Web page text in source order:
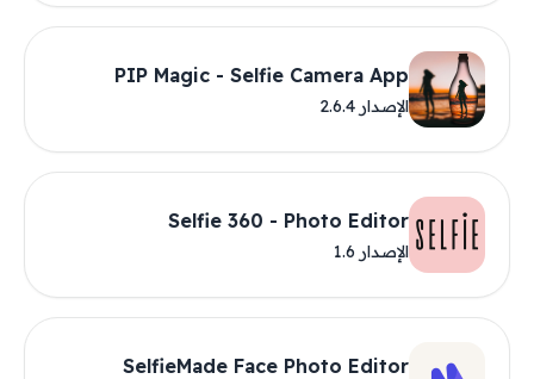
PIP Magic - Selfie Camera App
الإصدار 2.6.4
Selfie 360 - Photo Editor
الإصدار 1.6
SelfieMade Face Photo Editor